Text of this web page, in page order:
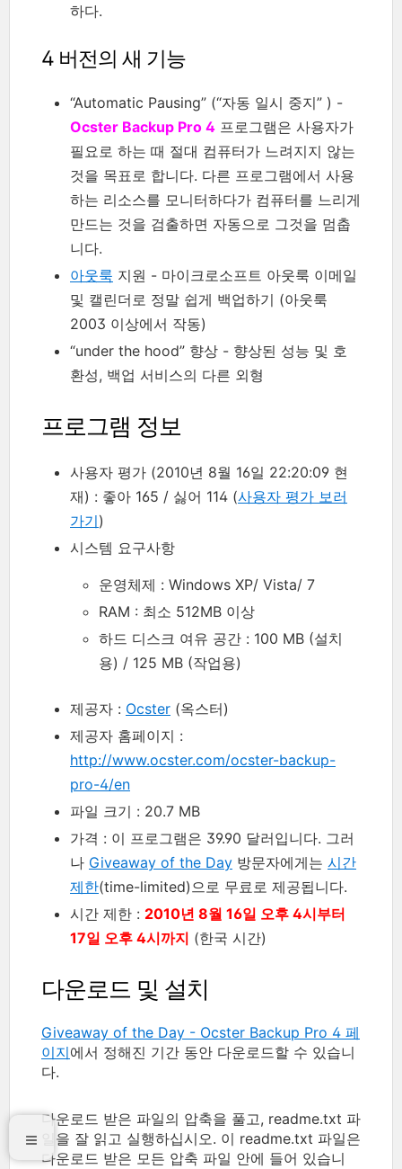
하다.
4 버전의 새 기능
“Automatic Pausing” (“자동 일시 중지” ) -
Ocster Backup Pro 4 프로그램은 사용자가
필요로 하는 때 절대 컴퓨터가 느려지지 않는
것을 목표로 합니다. 다른 프로그램에서 사용
하는 리소스를 모니터하다가 컴퓨터를 느리게
만드는 것을 검출하면 자동으로 그것을 멈춥
니다.
아웃룩 지원 - 마이크로소프트 아웃룩 이메일
및 캘린더로 정말 쉽게 백업하기 (아웃룩
2003 이상에서 작동)
“under the hood” 향상 - 향상된 성능 및 호
환성, 백업 서비스의 다른 외형
프로그램 정보
사용자 평가 (2010년 8월 16일 22:20:09 현
재) : 좋아 165 / 싫어 114 (사용자 평가 보러
가기)
시스템 요구사항
운영체제 : Windows XP/ Vista/ 7
RAM : 최소 512MB 이상
하드 디스크 여유 공간 : 100 MB (설치
용) / 125 MB (작업용)
제공자 : Ocster (옥스터)
제공자 홈페이지 :
http://www.ocster.com/ocster-backup-
pro-4/en
파일 크기 : 20.7 MB
가격 : 이 프로그램은 39.90 달러입니다. 그러
나 Giveaway of the Day 방문자에게는 시간
제한(time-limited)으로 무료로 제공됩니다.
시간 제한 : 2010년 8월 16일 오후 4시부터
17일 오후 4시까지 (한국 시간)
다운로드 및 설치
Giveaway of the Day - Ocster Backup Pro 4 페
이지에서 정해진 기간 동안 다운로드할 수 있습니
다.
다운로드 받은 파일의 압축을 풀고, readme.txt 파
일을 잘 읽고 실행하십시오. 이 readme.txt 파일은
다운로드 받은 모든 압축 파일 안에 들어 있습니